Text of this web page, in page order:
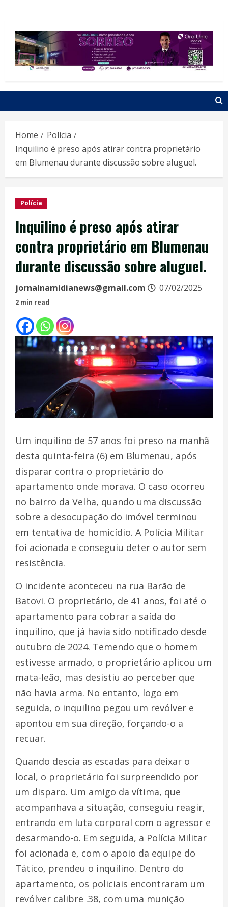
Home
Polícia
Inquilino é preso após atirar contra proprietário
em Blumenau durante discussão sobre aluguel.
Polícia
Inquilino é preso após atirar
contra proprietário em Blumenau
durante discussão sobre aluguel.
jornalnamidianews@gmail.com 07/02/2025
2 min read
Um inquilino de 57 anos foi preso na manhã
desta quinta-feira (6) em Blumenau, após
disparar contra o proprietário do
apartamento onde morava. O caso ocorreu
no bairro da Velha, quando uma discussão
sobre a desocupação do imóvel terminou
em tentativa de homicídio. A Polícia Militar
foi acionada e conseguiu deter o autor sem
resistência.
O incidente aconteceu na rua Barão de
Batovi. O proprietário, de 41 anos, foi até o
apartamento para cobrar a saída do
inquilino, que já havia sido notificado desde
outubro de 2024. Temendo que o homem
estivesse armado, o proprietário aplicou um
mata-leão, mas desistiu ao perceber que
não havia arma. No entanto, logo em
seguida, o inquilino pegou um revólver e
apontou em sua direção, forçando-o a
recuar.
Quando descia as escadas para deixar o
local, o proprietário foi surpreendido por
um disparo. Um amigo da vítima, que
acompanhava a situação, conseguiu reagir,
entrando em luta corporal com o agressor e
desarmando-o. Em seguida, a Polícia Militar
foi acionada e, com o apoio da equipe do
Tático, prendeu o inquilino. Dentro do
apartamento, os policiais encontraram um
revólver calibre .38, com uma munição